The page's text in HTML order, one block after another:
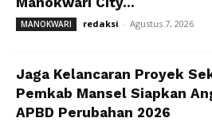
MANOKWARI redaksi - Agustus 7, 2026
Jaga Kelancaran Proyek
Pemkab Mansel Siapkan
APBD Perubahan 2026